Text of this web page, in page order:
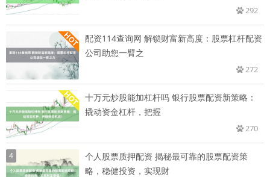
292
配资114查询网 解锁财富新高度：股票杠杆配资
公司助您一臂之
272
十万元炒股能加杠杆吗 银行股票配资新策略：
撬动资金杠杆，把握
270
4
个人股票质押配资 揭秘最可靠的股票配资策
略，稳健投资，实现财